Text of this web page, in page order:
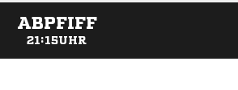
ABPFIFF
21:15UHR